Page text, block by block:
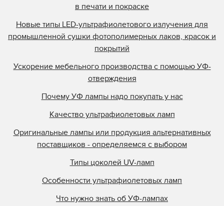
в печати и покраске
Новые типы LED-ультрафиолетового излучения для
промышленной сушки фотополимерных лаков, красок и
покрытий
Ускорение мебельного производства с помощью УФ-
отверждения
Почему УФ лампы надо покупать у нас
Качество ультрафиолетовых ламп
Оригинальные лампы или продукция альтернативных
поставщиков - определяемся с выбором
Типы цоколей UV-ламп
Особенности ультрафиолетовых ламп
Что нужно знать об УФ-лампах